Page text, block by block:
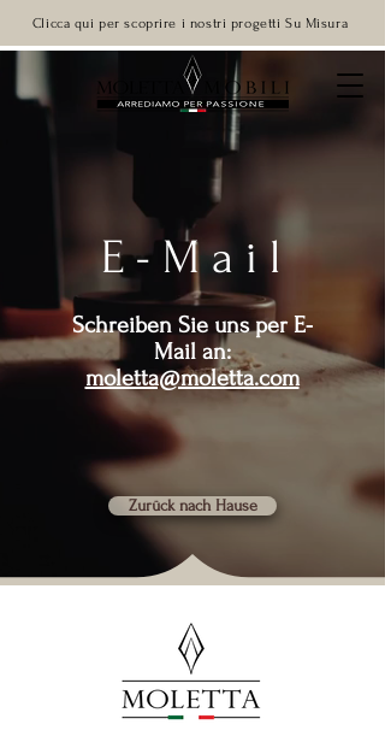
Clicca qui per scoprire i nostri progetti Su Misura
E-Mail
Schreiben Sie uns per E-
Mail an:
moletta@moletta.com
Zurück nach Hause